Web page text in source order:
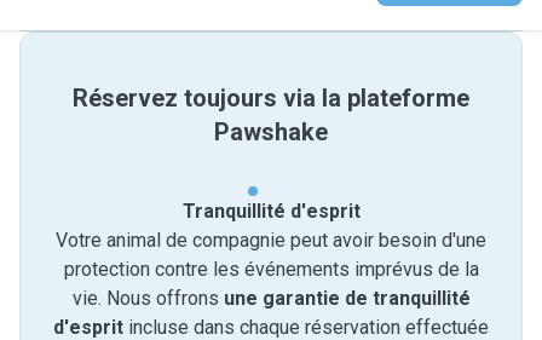
Réservez toujours via la plateforme
Pawshake
Tranquillité d'esprit
Votre animal de compagnie peut avoir besoin d'une
protection contre les événements imprévus de la
vie. Nous offrons une garantie de tranquillité
d'esprit incluse dans chaque réservation effectuée